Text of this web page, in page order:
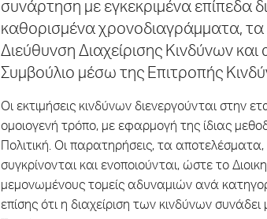
συνάρτηση με εγκεκριμένα επίπεδα
καθορισμένα χρονοδιαγράμματα,
Διεύθυνση Διαχείρισης Κινδύνων
Συμβούλιο μέσω της Επιτροπής
Οι εκτιμήσεις κινδύνων διενεργούνται στην
ομοιογενή τρόπο, με εφαρμογή της ίδιας
Πολιτική. Οι παρατηρήσεις, τα αποτελέσματα,
συγκρίνονται και ενοποιούνται, ώστε το
μεμονωμένους τομείς αδυναμιών ανά
επίσης ότι η διαχείριση των κινδύνων